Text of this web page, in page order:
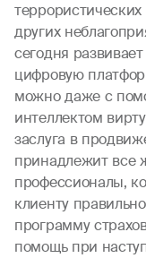
других
сегодня
цифровую
можно даже с
интеллектом
заслуга в
принадлежит все
профессионалы,
клиенту
программу
помощь при